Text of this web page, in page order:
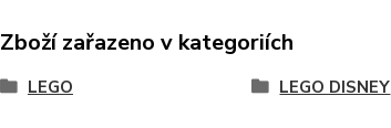
Zboží zařazeno v kategoriích
LEGO LEGO DISNEY